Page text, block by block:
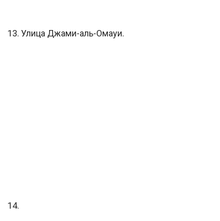
13. Улица Джами-аль-Омауи.
14.